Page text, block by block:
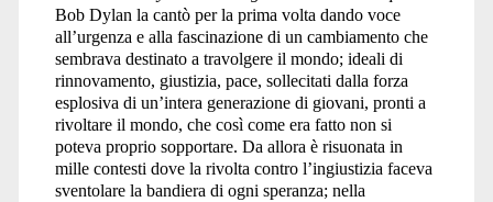
Bob Dylan la cantò per la prima volta dando voce
all’urgenza e alla fascinazione di un cambiamento che
sembrava destinato a travolgere il mondo; ideali di
rinnovamento, giustizia, pace, sollecitati dalla forza
esplosiva di un’intera generazione di giovani, pronti a
rivoltare il mondo, che così come era fatto non si
poteva proprio sopportare. Da allora è risuonata in
mille contesti dove la rivolta contro l’ingiustizia faceva
sventolare la bandiera di ogni speranza; nella